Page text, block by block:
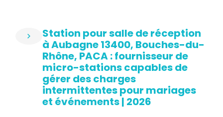
Station pour salle de réception
à Aubagne 13400, Bouches-du-
Rhône, PACA : fournisseur de
micro-stations capables de
gérer des charges
intermittentes pour mariages
et événements | 2026